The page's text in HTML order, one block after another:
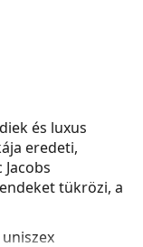
és luxus
eredeti,
tükrözi, a
uniszex